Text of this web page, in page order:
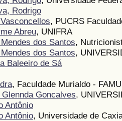
Rodrigo
, PUCRS
Abreu, UNIFRA
dos Santos,
dos Santos,
Baleeiro de Sá
, Faculdade Murialdo -
Goncalves,
Antônio
Antônio, Universidade de